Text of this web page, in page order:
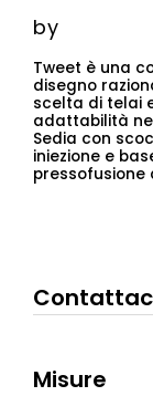
by
Tweet è una
disegno
scelta di telai
adattabilità
Sedia con
iniezione e
pressofusione
Misure